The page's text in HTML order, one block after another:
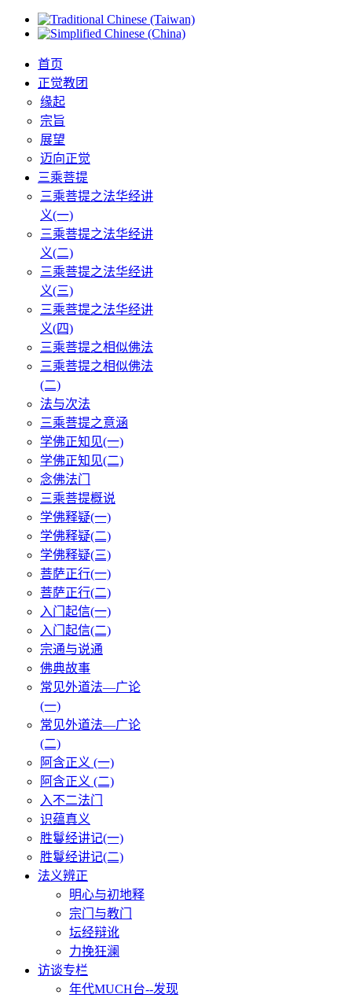
首页
正觉教团
缘起
宗旨
展望
迈向正觉
三乘菩提
三乘菩提之法华经讲
义(一)
三乘菩提之法华经讲
义(二)
三乘菩提之法华经讲
义(三)
三乘菩提之法华经讲
义(四)
三乘菩提之相似佛法
三乘菩提之相似佛法
(二)
法与次法
三乘菩提之意涵
学佛正知见(一)
学佛正知见(二)
念佛法门
三乘菩提概说
学佛释疑(一)
学佛释疑(二)
学佛释疑(三)
菩萨正行(一)
菩萨正行(二)
入门起信(一)
入门起信(二)
宗通与说通
佛典故事
常见外道法—广论
(一)
常见外道法—广论
(二)
阿含正义 (一)
阿含正义 (二)
入不二法门
识蕴真义
胜鬘经讲记(一)
胜鬘经讲记(二)
法义辨正
明心与初地释
宗门与教门
坛经辩讹
力挽狂澜
访谈专栏
年代MUCH台--发现